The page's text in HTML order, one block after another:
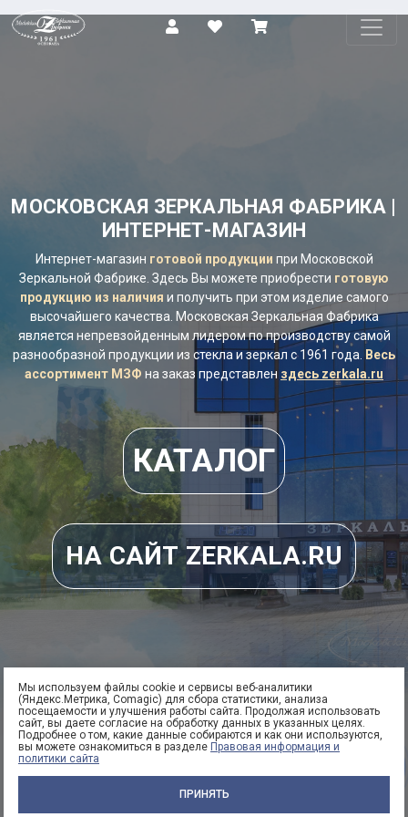
8
53
МОСКОВСКАЯ ЗЕРКАЛЬНАЯ ФАБРИКА |
ИНТЕРНЕТ-МАГАЗИН
Интернет-магазин готовой продукции при Московской
Зеркальной Фабрике. Здесь Вы можете приобрести готовую
продукцию из наличия и получить при этом изделие самого
высочайшего качества. Московская Зеркальная Фабрика
является непревзойденным лидером по производству самой
разнообразной продукции из стекла и зеркал с 1961 года.
Весь
ассортимент МЗФ на заказ представлен здесь zerkala.ru
КАТАЛОГ
НА САЙТ ZERKALA.RU
Мы используем файлы cookie и сервисы веб-аналитики
(Яндекс.Метрика, Comagic) для сбора статистики, анализа
посещаемости и улучшения работы сайта. Продолжая использовать
сайт, вы даете согласие на обработку данных в указанных целях.
Подробнее о том, какие данные собираются и как они используются,
вы можете ознакомиться в разделе Правовая информация и
политики сайта
ПРИНЯТЬ
Заказать
звонок